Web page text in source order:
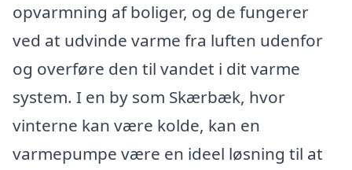
opvarmning af boliger, og de fungerer
ved at udvinde varme fra luften udenfor
og overføre den til vandet i dit varme
system. I en by som Skærbæk, hvor
vinterne kan være kolde, kan en
varmepumpe være en ideel løsning til at